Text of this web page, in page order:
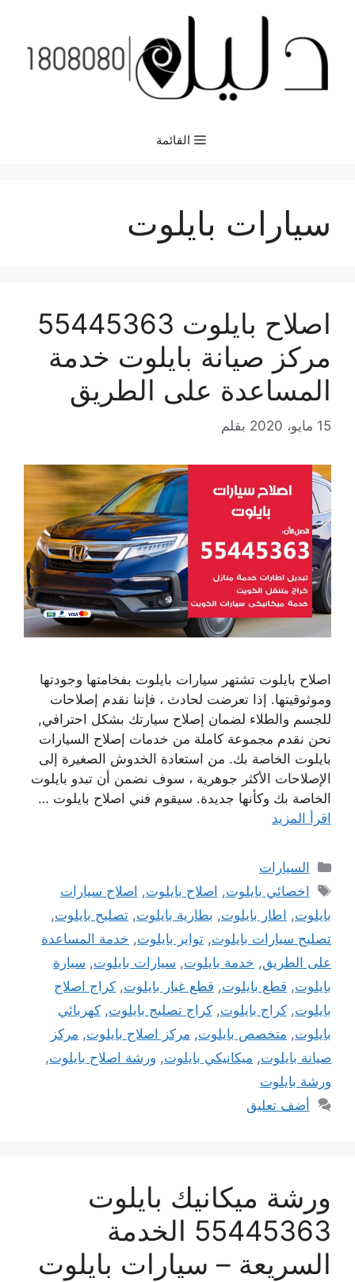
المحتوى
القائمة
سيارات بايلوت
اصلاح بايلوت 55445363
مركز صيانة بايلوت خدمة
المساعدة على الطريق
15 مايو، 2020 بقلم
اصلاح بايلوت تشتهر سيارات بايلوت بفخامتها وجودتها
وموثوقيتها. إذا تعرضت لحادث ، فإننا نقدم إصلاحات
للجسم والطلاء لضمان إصلاح سيارتك بشكل احترافي,
نحن نقدم مجموعة كاملة من خدمات إصلاح السيارات
بايلوت الخاصة بك. من استعادة الخدوش الصغيرة إلى
الإصلاحات الأكثر جوهرية ، سوف نضمن أن تبدو بايلوت
الخاصة بك وكأنها جديدة. سيقوم فني اصلاح بايلوت …
اقرأ المزيد
التصنيفات
السيارات
الوسوم
اخصائي بايلوت, اصلاح بايلوت, اصلاح سيارات
بايلوت, اطار بايلوت, بطارية بايلوت, تصليح بايلوت,
تصليح سيارات بايلوت, تواير بايلوت, خدمة المساعدة
على الطريق, خدمة بايلوت, سيارات بايلوت, سيارة
بايلوت, قطع بايلوت, قطع غيار بايلوت, كراج اصلاح
بايلوت, كراج بايلوت, كراج تصليج بايلوت, كهربائي
بايلوت, متخصص بايلوت, مركز اصلاح بايلوت, مركز
صيانة بايلوت, ميكانيكي بايلوت, ورشة اصلاح بايلوت,
ورشة بايلوت
أضف تعليق
ورشة ميكانيك بايلوت
55445363 الخدمة
السريعة – سيارات بايلوت